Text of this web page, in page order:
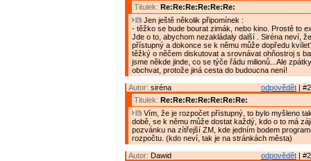
Titulek: Re:Re:Re:Re:Re:Re:
Jen ještě několik připomínek :
- těžko se bude bourat zimák, nebo kino. Prostě to
Jde o to, abychom nezakládaly další . Siréna neví,
přístupný a dokonce se k němu může dopředu
těžký o něčem diskutovat a srovnávat ohňostroj s
jsme někde jinde, co se týče řádu milionů...Ale
obchvat, protože jiná cesta do budoucna není!
odpovědět |
Autor: siréna
Titulek: Re:Re:Re:Re:Re:Re:Re:
Vím, že je rozpočet přístupný, to bylo myšleno
době, se k němu může dostat každý, kdo o to má
pozvánku na zítřejší ZM, kde jedním bodem
rozpočtu. (kdo neví, tak je na stránkách města)
odpovědět |
Autor: Dawid